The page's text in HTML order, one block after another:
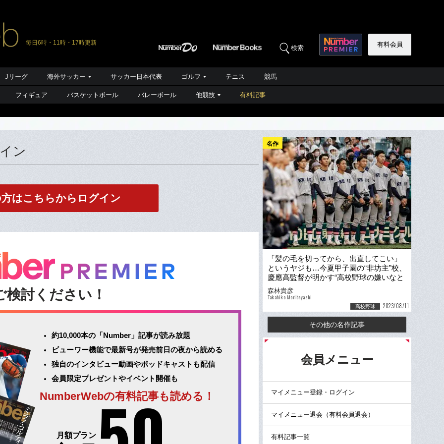
毎日6時・11時・17時更新
検索 有料会員
Jリーグ 海外サッカー サッカー日本代表 ゴルフ テニス 競馬
フィギュア バスケットボール バレーボール 他競技 有料記事
ン
はこちらからログイン
検討ください！
約10,000本の「Number」記事が読み放題
ビューワー機能で最新号が発売前日の夜から読める
独自のインタビュー動画やポッドキャストも配信
会員限定プレゼントやイベント開催も
NumberWebの有料記事も読める！
月額プラン
名作
「髪の毛を切ってから、出直してこい」
というヤジも…今夏甲子園の“非坊主”校、
慶應高監督が明かす“高校野球の嫌いなと
ころ”「皆、甲子園中毒になっている」
森林貴彦
Takahiko Moribayashi
高校野球 2023/08/11
その他の名作記事
会員メニュー
マイメニュー登録・ログイン
マイメニュー退会（有料会員退会）
有料記事一覧